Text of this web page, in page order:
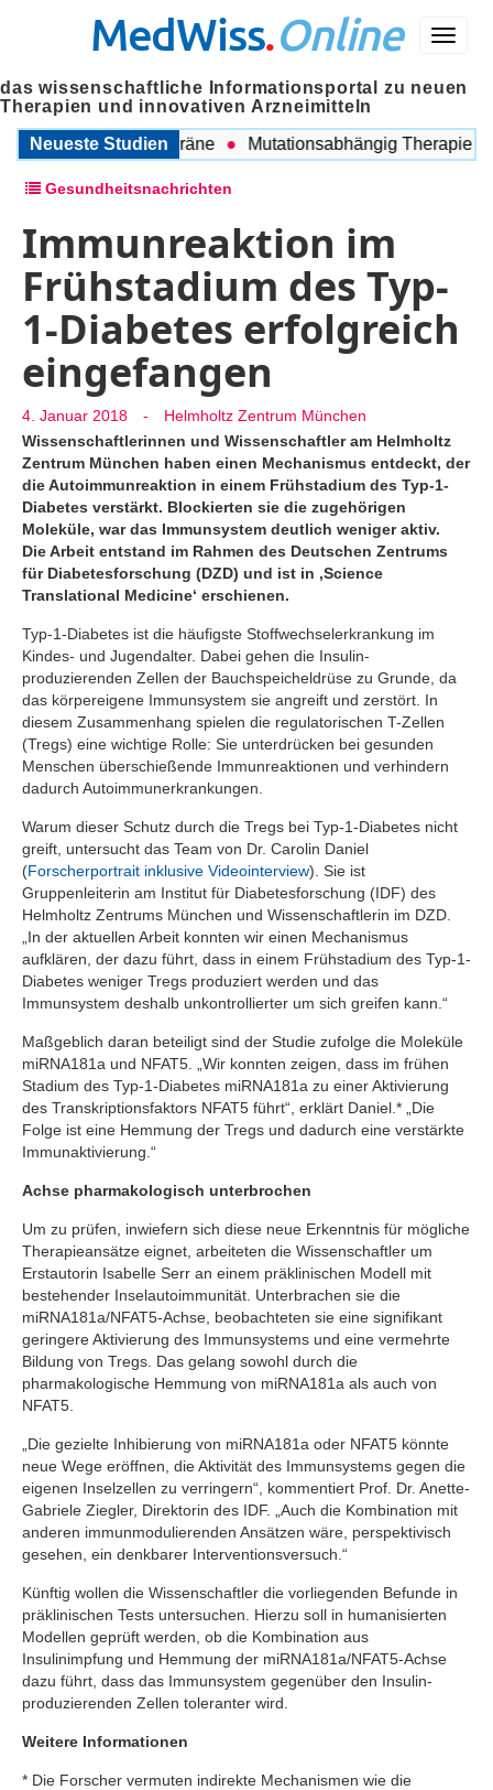
Menü
MedWiss.Online
das wissenschaftliche Informationsportal zu neuen
Therapien und innovativen Arzneimitteln
Neueste Studien
COPD und Migräne Mutationsabhängig Therapie
Gesundheitsnachrichten
Immunreaktion im
Frühstadium des Typ-
1-Diabetes erfolgreich
eingefangen
4. Januar 2018 -
Helmholtz Zentrum München
Wissenschaftlerinnen und Wissenschaftler am Helmholtz
Zentrum München haben einen Mechanismus entdeckt, der
die Autoimmunreaktion in einem Frühstadium des Typ-1-
Diabetes verstärkt. Blockierten sie die zugehörigen
Moleküle, war das Immunsystem deutlich weniger aktiv.
Die Arbeit entstand im Rahmen des Deutschen Zentrums
für Diabetesforschung (DZD) und ist in ‚Science
Translational Medicine‘ erschienen.
Typ-1-Diabetes ist die häufigste Stoffwechselerkrankung im
Kindes- und Jugendalter. Dabei gehen die Insulin-
produzierenden Zellen der Bauchspeicheldrüse zu Grunde, da
das körpereigene Immunsystem sie angreift und zerstört. In
diesem Zusammenhang spielen die regulatorischen T-Zellen
(Tregs) eine wichtige Rolle: Sie unterdrücken bei gesunden
Menschen überschießende Immunreaktionen und verhindern
dadurch Autoimmunerkrankungen.
Warum dieser Schutz durch die Tregs bei Typ-1-Diabetes nicht
greift, untersucht das Team von Dr. Carolin Daniel
(Forscherportrait inklusive Videointerview). Sie ist
Gruppenleiterin am Institut für Diabetesforschung (IDF) des
Helmholtz Zentrums München und Wissenschaftlerin im DZD.
„In der aktuellen Arbeit konnten wir einen Mechanismus
aufklären, der dazu führt, dass in einem Frühstadium des Typ-1-
Diabetes weniger Tregs produziert werden und das
Immunsystem deshalb unkontrollierter um sich greifen kann.“
Maßgeblich daran beteiligt sind der Studie zufolge die Moleküle
miRNA181a und NFAT5. „Wir konnten zeigen, dass im frühen
Stadium des Typ-1-Diabetes miRNA181a zu einer Aktivierung
des Transkriptionsfaktors NFAT5 führt“, erklärt Daniel.* „Die
Folge ist eine Hemmung der Tregs und dadurch eine verstärkte
Immunaktivierung.“
Achse pharmakologisch unterbrochen
Um zu prüfen, inwiefern sich diese neue Erkenntnis für mögliche
Therapieansätze eignet, arbeiteten die Wissenschaftler um
Erstautorin Isabelle Serr an einem präklinischen Modell mit
bestehender Inselautoimmunität. Unterbrachen sie die
miRNA181a/NFAT5-Achse, beobachteten sie eine signifikant
geringere Aktivierung des Immunsystems und eine vermehrte
Bildung von Tregs. Das gelang sowohl durch die
pharmakologische Hemmung von miRNA181a als auch von
NFAT5.
„Die gezielte Inhibierung von miRNA181a oder NFAT5 könnte
neue Wege eröffnen, die Aktivität des Immunsystems gegen die
eigenen Inselzellen zu verringern“, kommentiert Prof. Dr. Anette-
Gabriele Ziegler, Direktorin des IDF. „Auch die Kombination mit
anderen immunmodulierenden Ansätzen wäre, perspektivisch
gesehen, ein denkbarer Interventionsversuch.“
Künftig wollen die Wissenschaftler die vorliegenden Befunde in
präklinischen Tests untersuchen. Hierzu soll in humanisierten
Modellen geprüft werden, ob die Kombination aus
Insulinimpfung und Hemmung der miRNA181a/NFAT5-Achse
dazu führt, dass das Immunsystem gegenüber den Insulin-
produzierenden Zellen toleranter wird.
Weitere Informationen
* Die Forscher vermuten indirekte Mechanismen wie die